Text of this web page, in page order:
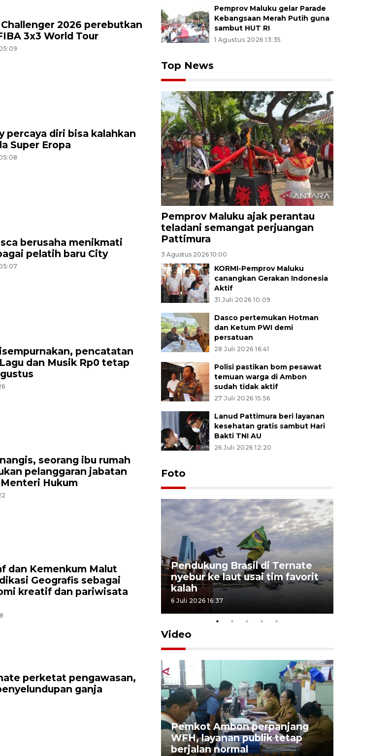
2026 perebutkan
3x3 World Tour
percaya diri bisa kalahkan
Super Eropa
berusaha menikmati
pelatih baru City
pencatatan
dan Musik Rp0 tetap
seorang ibu rumah
pelanggaran jabatan
Hukum
dan Kemenkum Malut
Geografis sebagai
kreatif dan pariwisata
perketat pengawasan,
ganja
Pemprov Maluku gelar Parade
Kebangsaan Merah Putih guna
sambut HUT RI
1 Agustus 2026 13:35
Top News
Pemprov Maluku ajak perantau
teladani semangat perjuangan
Pattimura
3 Agustus 2026 10:00
KORMI-Pemprov Maluku
canangkan Gerakan Indonesia
Aktif
31 Juli 2026 10:09
Dasco pertemukan Hotman
dan Ketum PWI demi
persatuan
28 Juli 2026 16:41
Polisi pastikan bom pesawat
temuan warga di Ambon
sudah tidak aktif
27 Juli 2026 15:56
Lanud Pattimura beri layanan
kesehatan gratis sambut Hari
Bakti TNI AU
26 Juli 2026 12:20
Foto
Unjuk rasa protes penataan
Higienis
Pendukung Brasil di Ternate
nyebur ke laut usai tim favorit
kalah
6 Juli 2026 16:37
Video
Pemkot Ambon perpanjang
WFH, layanan publik tetap
berjalan normal